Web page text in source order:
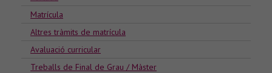
Matrícula
Altres tràmits de matrícula
Avaluació curricular
Treballs de Final de Grau / Màster